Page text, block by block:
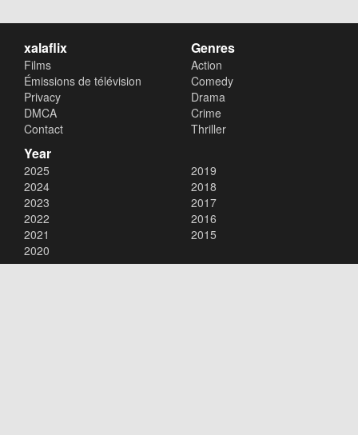
xalaflix
Films
Émissions de télévision
Privacy
DMCA
Contact
Genres
Action
Comedy
Drama
Crime
Thriller
Year
2025
2024
2023
2022
2021
2020
2019
2018
2017
2016
2015